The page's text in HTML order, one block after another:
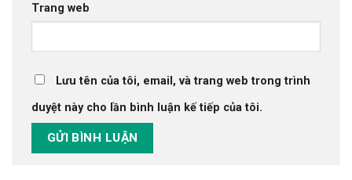
Trang web
Lưu tên của tôi, email, và trang web trong trình
duyệt này cho lần bình luận kế tiếp của tôi.